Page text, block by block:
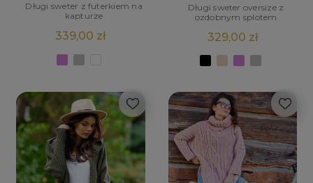
Długi sweter z futerkiem na
kapturze
339,00 zł
Długi sweter oversize z
ozdobnym splotem
329,00 zł